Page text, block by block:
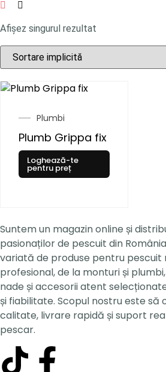
Afișez singurul rezultat
Plumbi
Plumb Grippa fix
Loghează-te
pentru preț
Suntem un magazin online și
pasionaților de pescuit din
variată de produse pentru pescuit
profesional, de la monturi și
nade și accesorii atent
și fiabilitate. Scopul nostru este să
calitate, livrare rapidă și suport
pescar.